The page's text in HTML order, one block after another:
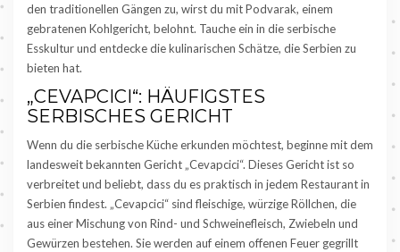
den traditionellen Gängen zu, wirst du mit Podvarak, einem
gebratenen Kohlgericht, belohnt. Tauche ein in die serbische
Esskultur und entdecke die kulinarischen Schätze, die Serbien zu
bieten hat.
„CEVAPCICI“: HÄUFIGSTES
SERBISCHES GERICHT
Wenn du die serbische Küche erkunden möchtest, beginne mit dem
landesweit bekannten Gericht „Cevapcici“. Dieses Gericht ist so
verbreitet und beliebt, dass du es praktisch in jedem Restaurant in
Serbien findest. „Cevapcici“ sind fleischige, würzige Röllchen, die
aus einer Mischung von Rind- und Schweinefleisch, Zwiebeln und
Gewürzen bestehen. Sie werden auf einem offenen Feuer gegrillt